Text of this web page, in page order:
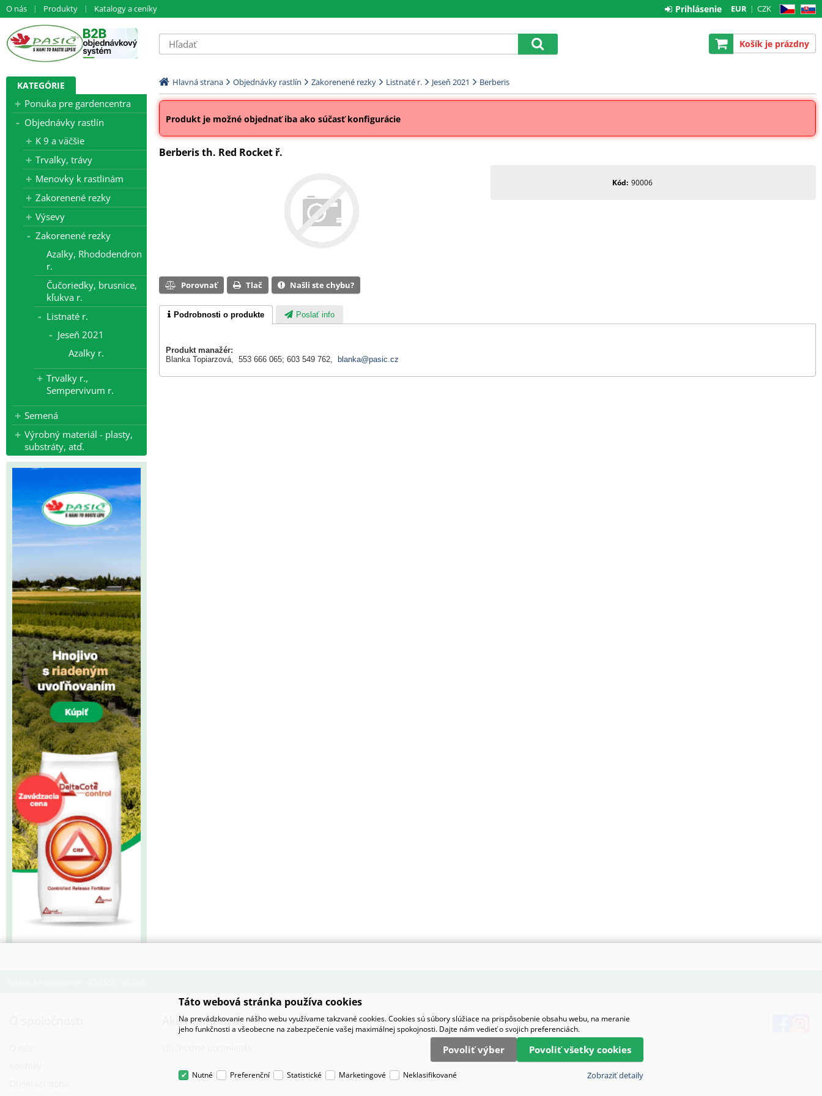
O nás Produkty Katalogy a ceníky CZ SK
EUR CZK
Prihlásenie
Košík je prázdny
KATEGÓRIE
Ponuka pre gardencentra
Objednávky rastlín
K 9 a väčšie
Trvalky, trávy
Menovky k rastlinám
Zakorenené rezky
Výsevy
Zakorenené rezky
Azalky, Rhododendron
r.
Čučoriedky, brusnice,
kľukva r.
Listnaté r.
Jeseň 2021
Azalky r.
Trvalky r.,
Sempervivum r.
Semená
Výrobný materiál - plasty,
substráty, atď.
Hlavná strana Objednávky rastlín Zakorenené rezky Listnaté r. Jeseň 2021 Berberis
Produkt je možné objednať iba ako súčasť konfigurácie
Berberis th. Red Rocket ř.
Kód 90006
Porovnať Tlač Našli ste chybu?
Podrobnosti o produkte Poslať info
Produkt manažér:
Blanka Topiarzová, 553 666 065; 603 549 762,
blanka@pasic.cz
Ako nakupovať
Táto webová stránka používa cookies
Na prevádzkovanie nášho webu využívame takzvané cookies. Cookies sú súbory slúžiace na prispôsobenie obsahu webu, na meranie
jeho funkčnosti a všeobecne na zabezpečenie vašej maximálnej spokojnosti. Dajte nám vedieť o svojich preferenciách.
Povoliť výber Povoliť všetky cookies
Nutné Preferenční Statistické Marketingové Neklasifikované Zobraziť detaily